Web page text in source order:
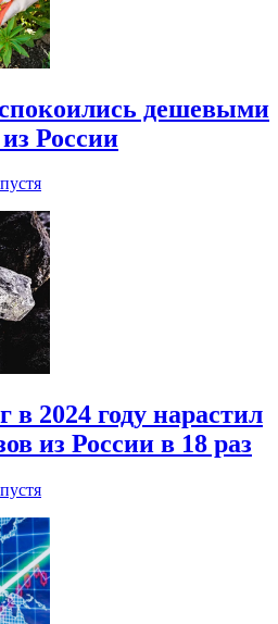
дешевыми
России
2024 году нарастил
из России в 18 раз